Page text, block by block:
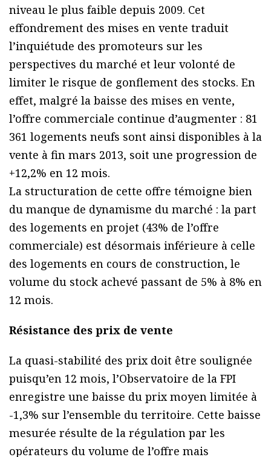
niveau le plus faible depuis 2009. Cet
effondrement des mises en vente traduit
l’inquiétude des promoteurs sur les
perspectives du marché et leur volonté de
limiter le risque de gonflement des stocks. En
effet, malgré la baisse des mises en vente,
l’offre commerciale continue d’augmenter : 81
361 logements neufs sont ainsi disponibles à la
vente à fin mars 2013, soit une progression de
+12,2% en 12 mois.
La structuration de cette offre témoigne bien
du manque de dynamisme du marché : la part
des logements en projet (43% de l’offre
commerciale) est désormais inférieure à celle
des logements en cours de construction, le
volume du stock achevé passant de 5% à 8% en
12 mois.
Résistance des prix de vente
La quasi-stabilité des prix doit être soulignée
puisqu’en 12 mois, l’Observatoire de la FPI
enregistre une baisse du prix moyen limitée à
-1,3% sur l’ensemble du territoire. Cette baisse
mesurée résulte de la régulation par les
opérateurs du volume de l’offre mais